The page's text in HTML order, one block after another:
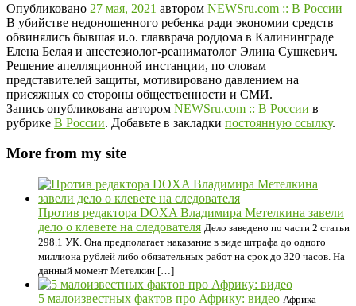
Опубликовано 27 мая, 2021 автором NEWSru.com :: В России
В убийстве недоношенного ребенка ради экономии средств
обвинялись бывшая и.о. главврача роддома в Калининграде
Елена Белая и анестезиолог-реаниматолог Элина Сушкевич.
Решение апелляционной инстанции, по словам
представителей защиты, мотивировано давлением на
присяжных со стороны общественности и СМИ.
Запись опубликована автором NEWSru.com :: В России в
рубрике В России. Добавьте в закладки постоянную ссылку.
More from my site
Против редактора DOXA Владимира Метелкина завели
дело о клевете на следователя Дело заведено по части 2 статьи
298.1 УК. Она предполагает наказание в виде штрафа до одного
миллиона рублей либо обязательных работ на срок до 320 часов. На
данный момент Метелкин […]
5 малоизвестных фактов про Африку: видео Африка